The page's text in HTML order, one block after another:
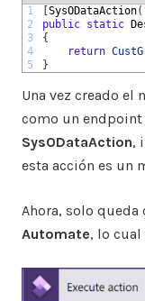
1
2
3
4
5
SysODataAction(
public static
{
return
}
Una vez creado
como un
SysODataAction,
esta acción es un
Ahora, solo
Automate, lo cual